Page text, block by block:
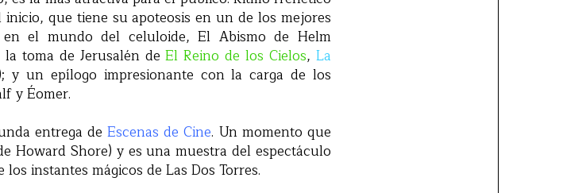
inicio, que tiene su apoteosis en un de los mejores
en el mundo del celuloide, El Abismo de Helm
toma de Jerusalén deEl Reino de los Cielos,La
y un epílogo impresionante con la carga de los
y Éomer.
entrega deEscenas de Cine. Un momento que
Howard Shore) y es una muestra del espectáculo
instantes mágicos de Las Dos Torres.